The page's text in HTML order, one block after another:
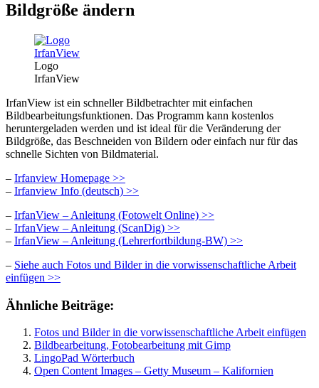
Bildgröße ändern
Logo
IrfanView
IrfanView ist ein schneller Bildbetrachter mit einfachen
Bildbearbeitungsfunktionen. Das Programm kann kostenlos
heruntergeladen werden und ist ideal für die Veränderung der
Bildgröße, das Beschneiden von Bildern oder einfach nur für das
schnelle Sichten von Bildmaterial.
– Irfanview Homepage >>
– Irfanview Info (deutsch) >>
– IrfanView – Anleitung (Fotowelt Online) >>
– IrfanView – Anleitung (ScanDig) >>
– IrfanView – Anleitung (Lehrerfortbildung-BW) >>
– Siehe auch Fotos und Bilder in die vorwissenschaftliche Arbeit
einfügen >>
Ähnliche Beiträge:
Fotos und Bilder in die vorwissenschaftliche Arbeit einfügen
Bildbearbeitung, Fotobearbeitung mit Gimp
LingoPad Wörterbuch
Open Content Images – Getty Museum – Kalifornien